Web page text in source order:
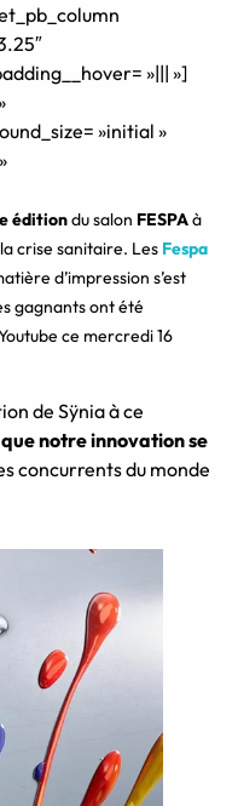
»||| »]
»initial »
éditiondu salon FESPAà
crise sanitaire. Les Fespa
d’impression s’est
gagnants ont été
ce mercredi 16
de Sÿnia à ce
notre innovation se
concurrents du monde